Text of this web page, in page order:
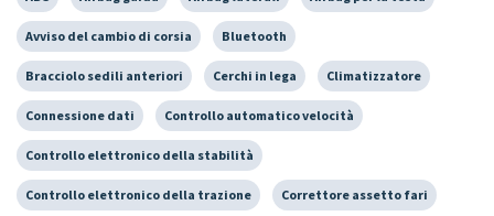
Avviso del cambio di corsia Bluetooth
Bracciolo sedili anteriori Cerchi in lega Climatizzatore
Connessione dati Controllo automatico velocità
Controllo elettronico della stabilità
Controllo elettronico della trazione Correttore assetto fari